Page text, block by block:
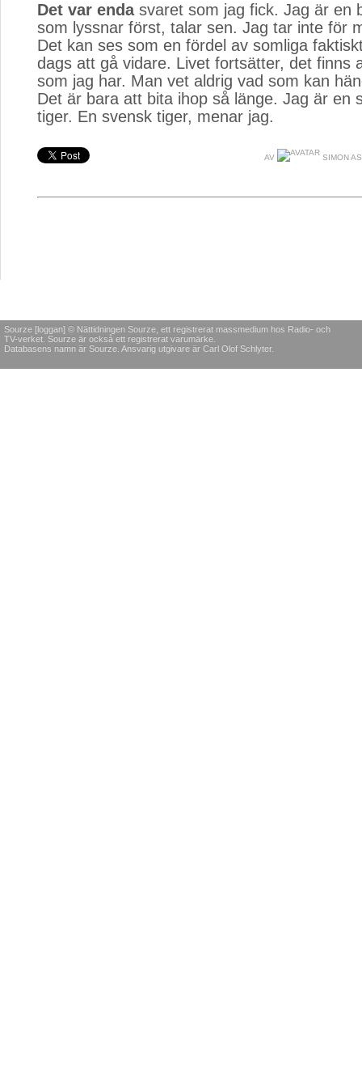
Det var endasvaret som jag fick. Jag är en
som lyssnar först, talar sen. Jag tar inte för
Det kan ses som en fördel av somliga
dags att gå vidare. Livet fortsätter, det finns
som jag har. Man vet aldrig vad som kan
Det är bara att bita ihop så länge. Jag är en
tiger. En svensk tiger, menar jag.
AV SIMON
Sourze [loggan] © Nättidningen Sourze, ett registrerat massmedium hos Radio- och
TV-verket. Sourze är också ett registrerat varumärke.
Databasens namn är Sourze. Ansvarig utgivare är Carl Olof Schlyter.